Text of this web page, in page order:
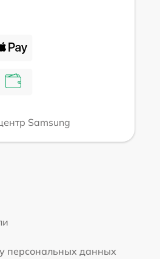
Samsung
персональных данных